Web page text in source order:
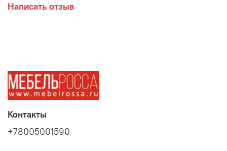
Написать отзыв
Контакты
+78005001590